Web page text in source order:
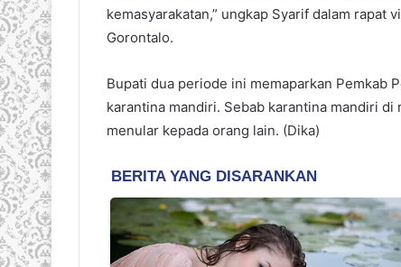
kemasyarakatan,” ungkap Syarif dalam
Gorontalo.
Bupati dua periode ini memaparkan Pemkab
karantina mandiri. Sebab karantina mandiri
menular kepada orang lain. (Dika)